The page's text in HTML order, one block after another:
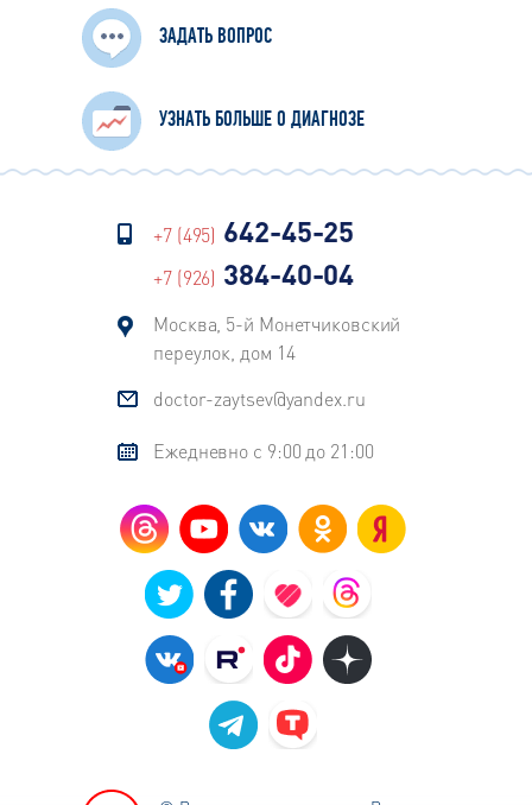
ЗАДАТЬ ВОПРОС
УЗНАТЬ БОЛЬШЕ О ДИАГНОЗЕ
+7 (495) 642-45-25
+7 (926) 384-40-04
Москва, 5-й Монетчиковский
переулок, дом 14
doctor-zaytsev@yandex.ru
Ежедневно с 9:00 до 21:00